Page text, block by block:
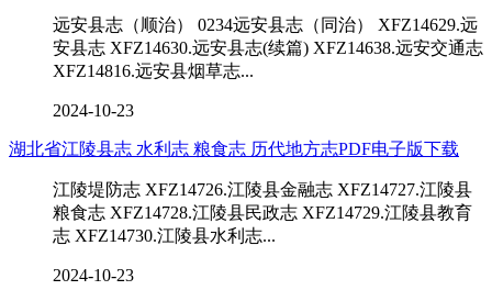
远安县志（顺治） 0234远安县志（同治） XFZ14629.远
安县志 XFZ14630.远安县志(续篇) XFZ14638.远安交通志
XFZ14816.远安县烟草志...
2024-10-23
湖北省江陵县志 水利志 粮食志 历代地方志PDF电子版下载
江陵堤防志 XFZ14726.江陵县金融志 XFZ14727.江陵县
粮食志 XFZ14728.江陵县民政志 XFZ14729.江陵县教育
志 XFZ14730.江陵县水利志...
2024-10-23